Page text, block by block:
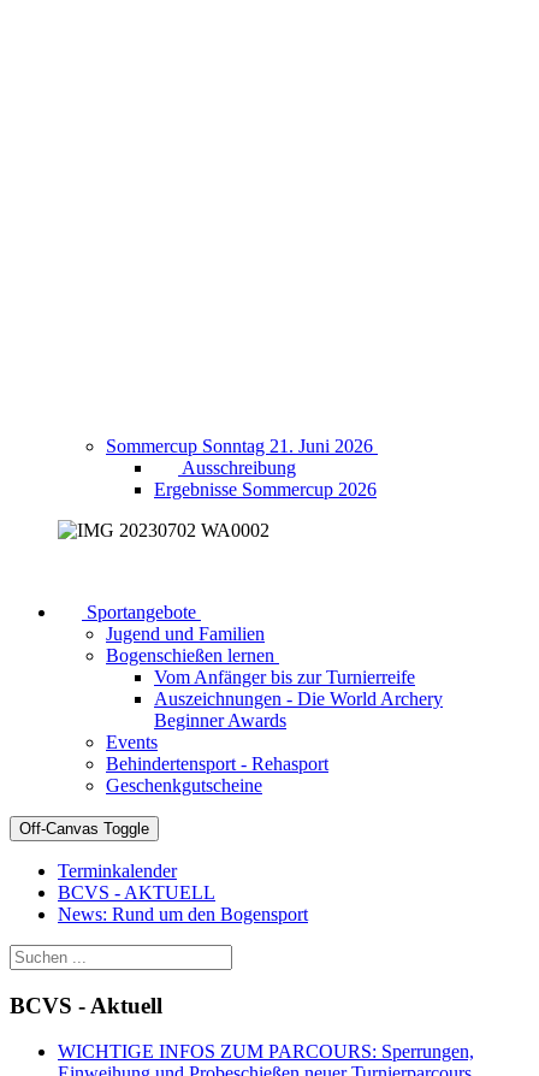
Sommercup Sonntag 21. Juni 2026
Ausschreibung
Ergebnisse Sommercup 2026
Sportangebote
Jugend und Familien
Bogenschießen lernen
Vom Anfänger bis zur Turnierreife
Auszeichnungen - Die World Archery
Beginner Awards
Events
Behindertensport - Rehasport
Geschenkgutscheine
Off-Canvas Toggle
Terminkalender
BCVS - AKTUELL
News: Rund um den Bogensport
BCVS - Aktuell
WICHTIGE INFOS ZUM PARCOURS: Sperrungen,